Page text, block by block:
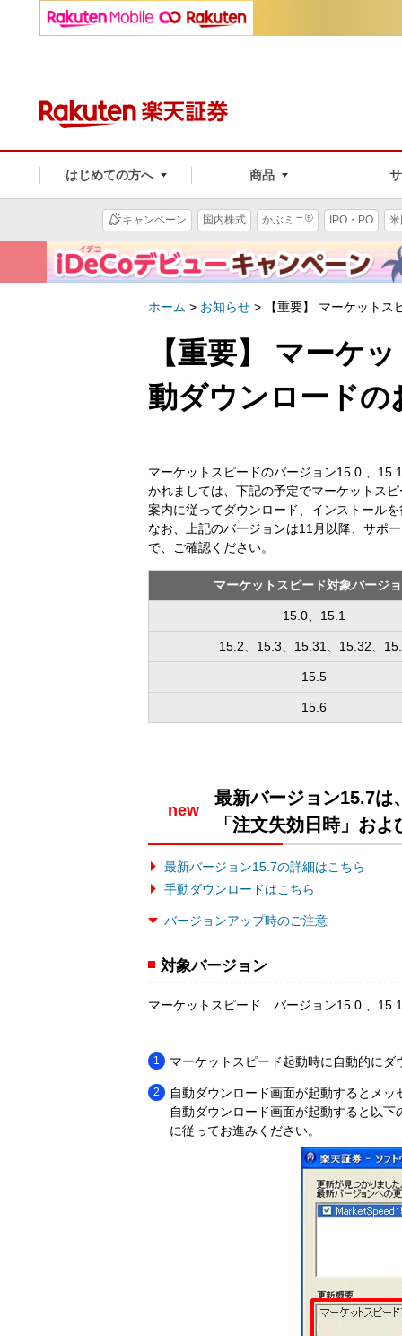
はじめての方へ 商品
キャンペーン 国内株式 かぶミニ® IPO・PO
ホーム > お知らせ > 【重要】 マーケット
【重要】 マーケ
動ダウンロードの
マーケットスピードのバージョン15.0 、
かれましては、下記の予定でマーケットス
案内に従ってダウンロード、インストール
なお、上記のバージョンは11月以降、サポ
で、ご確認ください。
マーケットスピード対象バージ
15.0、15.1
15.2、15.3、15.31、15.32、
15.5
15.6
new
最新バージョン15.7は
「注文失効日時」お
最新バージョン15.7の詳細はこちら
手動ダウンロードはこちら
バージョンアップ時のご注意
対象バージョン
マーケットスピード バージョン15.0 、
マーケットスピード起動時に自動的に
自動ダウンロード画面が起動するとメッ
自動ダウンロード画面が起動すると以
に従ってお進みください。